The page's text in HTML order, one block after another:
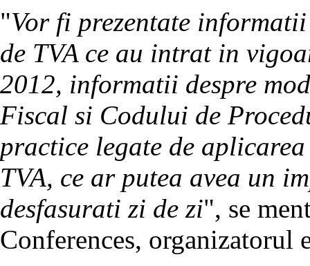
"Vor fi prezentate
de TVA ce au intrat in
2012, informatii despre
Fiscal si Codului de
practice legate de
TVA, ce ar putea avea un
desfasurati zi de zi", se
Conferences, organizatorul